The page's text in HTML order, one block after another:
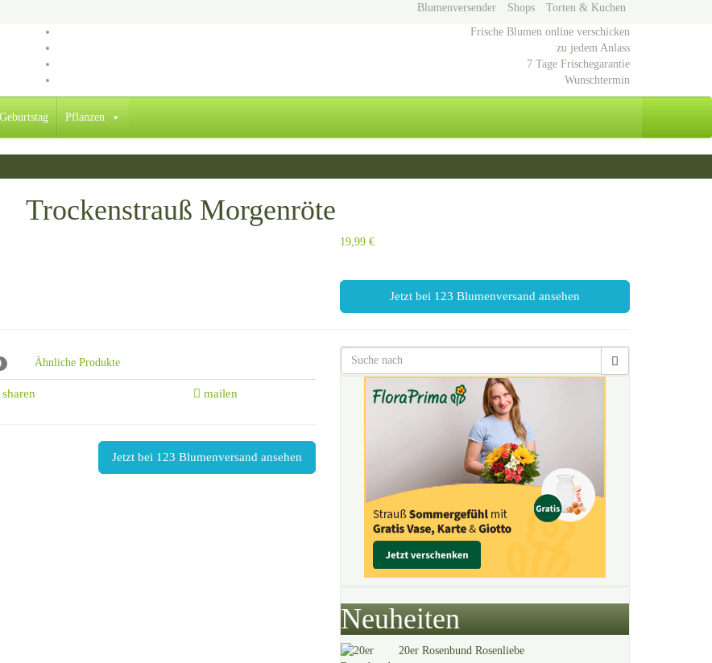
Blumenversender Shops Torten & Kuchen
Frische Blumen online verschicken
zu jedem Anlass
7 Tage Frischegarantie
Wunschtermin
Geburtstag Pflanzen
Trockenstrauß Morgenröte
19,99 €
Jetzt bei 123 Blumenversand ansehen
Ähnliche Produkte
sharen mailen
Jetzt bei 123 Blumenversand ansehen
Neuheiten
20er Rosenbund Rosenliebe